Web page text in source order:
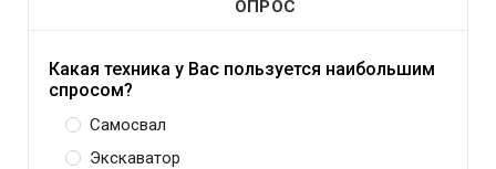
ОПРОС
Какая техника у Вас пользуется наибольшим
спросом?
Самосвал
Экскаватор